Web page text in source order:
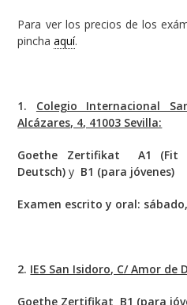
Para ver los precios de los
pinchaaquí.
1. Colegio Internacional
Alcázares, 4, 41003 Sevilla:
Goethe Zertifikat A1 (Fit
Deutsch) y B1 (para jóvenes)
Examen escrito y oral:
2. IES San Isidoro, C/ Amor de
Goethe Zertifikat B1 (para